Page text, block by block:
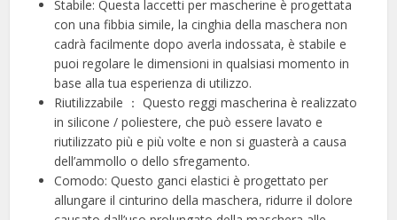
Stabile: Questa laccetti per mascherine è progettata
con una fibbia simile, la cinghia della maschera non
cadrà facilmente dopo averla indossata, è stabile e
puoi regolare le dimensioni in qualsiasi momento in
base alla tua esperienza di utilizzo.
Riutilizzabile ： Questo reggi mascherina è realizzato
in silicone / poliestere, che può essere lavato e
riutilizzato più e più volte e non si guasterà a causa
dell’ammollo o dello sfregamento.
Comodo: Questo ganci elastici è progettato per
allungare il cinturino della maschera, ridurre il dolore